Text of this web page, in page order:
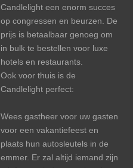
Candlelight een enorm succes
op congressen en beurzen. De
prijs is betaalbaar genoeg om
in bulk te bestellen voor luxe
hotels en restaurants.
Ook voor thuis is de
Candlelight perfect:
Wees gastheer voor uw gasten
voor een vakantiefeest en
plaats hun autosleutels in de
emmer. Er zal altijd iemand zijn